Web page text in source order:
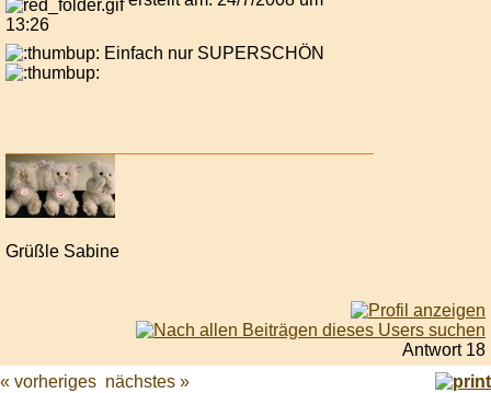
13:26
Einfach nur SUPERSCHÖN
Grüßle Sabine
Antwort 18
« vorheriges nächstes »